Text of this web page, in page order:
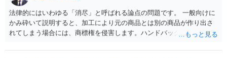
法律的にはいわゆる「消尽」と呼ばれる論点の問題です。 一般向けに
かみ砕いて説明すると、加工により元の商品とは別の商品が作り出さ
れてしまう場合には、商標権を侵害します。ハンドバッグをポーチに
ための加工（一般にいう修理）は、商標権を侵害しません。 商標権者